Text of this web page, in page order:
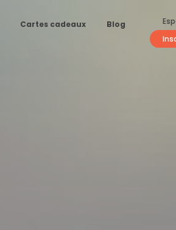
Cartes cadeaux
Blog